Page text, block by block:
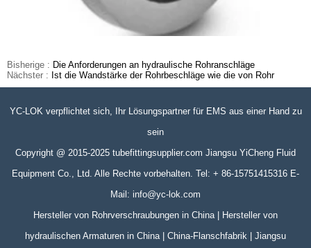
Bisherige : Die Anforderungen an hydraulische Rohranschläge
Nächster : Ist die Wandstärke der Rohrbeschläge wie die von Rohr
YC-LOK verpflichtet sich, Ihr Lösungspartner für EMS aus einer Hand zu
sein
Copyright @ 2015-2025 tubefittingsupplier.com Jiangsu YiCheng Fluid
Equipment Co., Ltd. Alle Rechte vorbehalten. Tel: + 86-15751415316 E-
Mail: info@yc-lok.com
Hersteller von Rohrverschraubungen in China | Hersteller von
hydraulischen Armaturen in China | China-Flanschfabrik | Jiangsu